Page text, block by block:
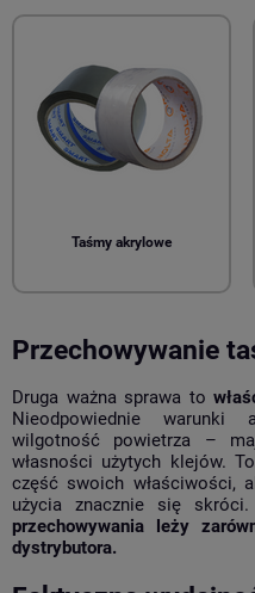
Taśmy akrylowe
Przechowywanie
Druga ważna sprawa to
Nieodpowiednie warunki
wilgotność powietrza –
własności użytych klejów.
część swoich właściwości,
użycia znacznie się skróci.
przechowywania leży
dystrybutora.